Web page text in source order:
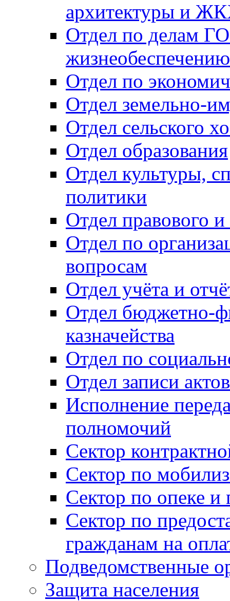
архитектуры и
Отдел по делам
Отдел по
Отдел земельно-
Отдел сельского
Отдел образования
Отдел культуры,
политики
Отдел правового
Отдел по
вопросам
Отдел учёта и
Отдел бюджетно-
казначейства
Отдел по
Отдел записи
Исполнение
полномочий
Сектор
Сектор по
Сектор по опеке и
Сектор по
гражданам на
Подведомственные
Защита населения